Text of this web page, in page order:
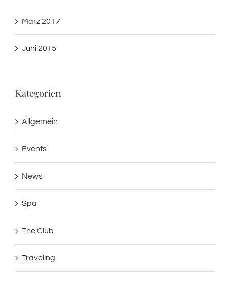
März 2017
Juni 2015
Kategorien
Allgemein
Events
News
Spa
The Club
Traveling